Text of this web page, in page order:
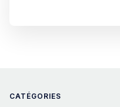
CATÉGORIES